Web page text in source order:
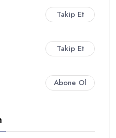
Takip Et
Takip Et
Abone Ol